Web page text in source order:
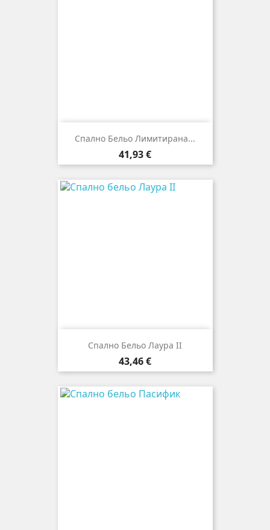
Спално Бельо Лимитирана...
Цена
41,93 €
Спално Бельо Лаура II
Цена
43,46 €